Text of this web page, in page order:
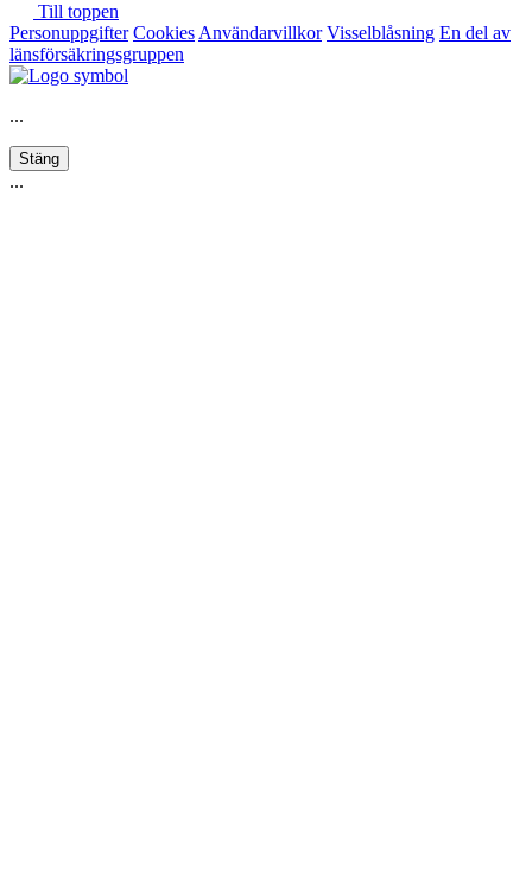
Till toppen
Personuppgifter Cookies Användarvillkor Visselblåsning En del av
länsförsäkringsgruppen
...
Stäng
...